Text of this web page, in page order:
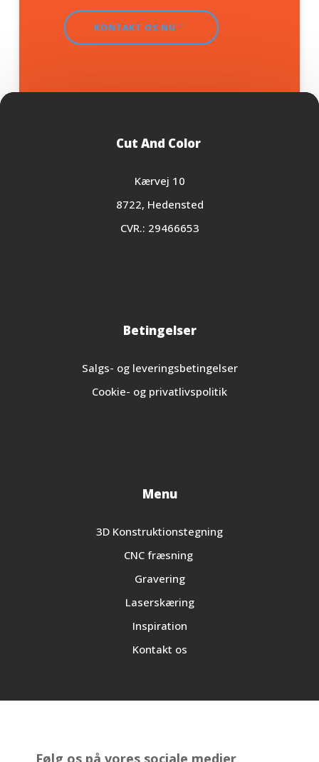
KONTAKT OS NU
Cut And Color
Kærvej 10
8722, Hedensted
CVR.: 29466653
Betingelser
Salgs- og leveringsbetingelser
Cookie- og privatlivspolitik
Menu
3D Konstruktionstegning
CNC fræsning
Gravering
Laserskæring
Inspiration
Kontakt os
Følg os på vores sociale medier